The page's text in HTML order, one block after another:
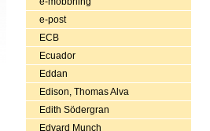
e-post
ECB
Ecuador
Eddan
Edison, Thomas Alva
Edith Södergran
Edvard Munch